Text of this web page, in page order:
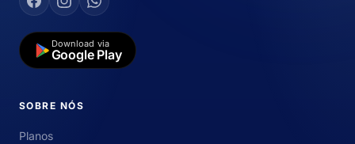
Download via
Google Play
SOBRE NÓS
Planos